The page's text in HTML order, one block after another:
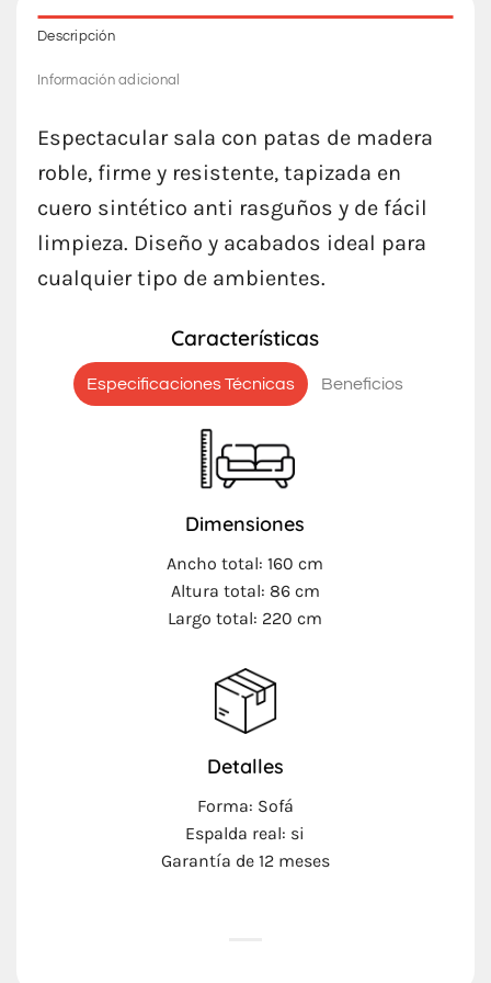
Descripción
Información adicional
Espectacular sala con patas de madera
roble, firme y resistente, tapizada en
cuero sintético anti rasguños y de fácil
limpieza. Diseño y acabados ideal para
cualquier tipo de ambientes.
Características
Especificaciones Técnicas Beneficios
Dimensiones
Ancho total: 160 cm
Altura total: 86 cm
Largo total: 220 cm
Detalles
Forma: Sofá
Espalda real: si
Garantía de 12 meses